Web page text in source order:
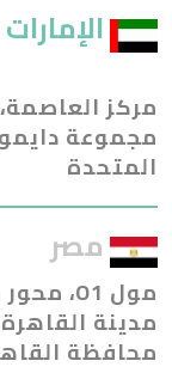
مجموعة
المتحدة
مصر
مول O1، محور محمد نجيب
مدينة
محافظة